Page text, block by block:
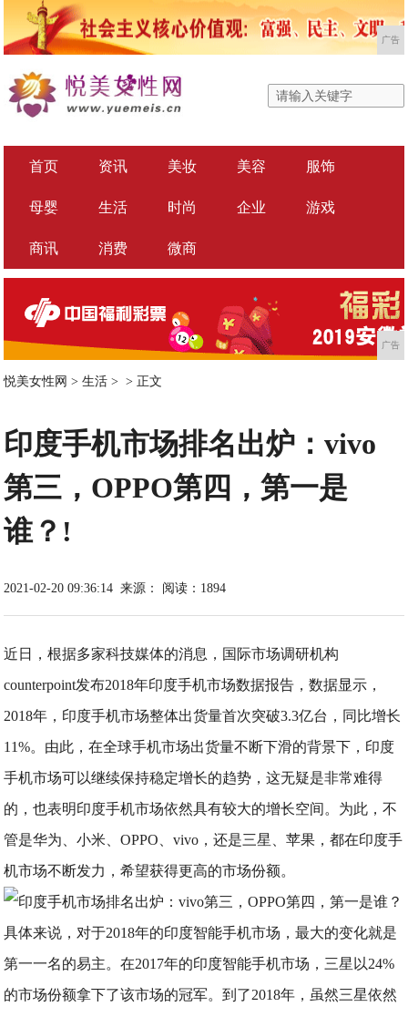
广告
首页 资讯 美妆 美容 服饰
母婴 生活 时尚 企业 游戏
商讯 消费 微商
广告
悦美女性网 >生活 > > 正文
印度手机市场排名出炉：vivo
第三，OPPO第四，第一是
谁？!
2021-02-20 09:36:14 来源： 阅读：1894
近日，根据多家科技媒体的消息，国际市场调研机构
counterpoint发布2018年印度手机市场数据报告，数据显示，
2018年，印度手机市场整体出货量首次突破3.3亿台，同比增长
11%。由此，在全球手机市场出货量不断下滑的背景下，印度
手机市场可以继续保持稳定增长的趋势，这无疑是非常难得
的，也表明印度手机市场依然具有较大的增长空间。为此，不
管是华为、小米、OPPO、vivo，还是三星、苹果，都在印度手
机市场不断发力，希望获得更高的市场份额。
具体来说，对于2018年的印度智能手机市场，最大的变化就是
第一一名的易主。在2017年的印度智能手机市场，三星以24%
的市场份额拿下了该市场的冠军。到了2018年，虽然三星依然